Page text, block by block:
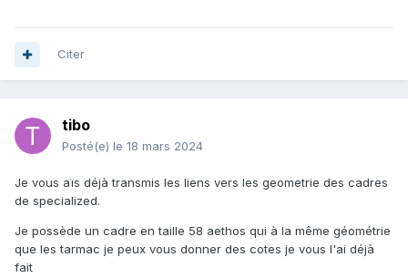
Citer
tibo
Posté(e) le 18 mars 2024
Je vous aïs déjà transmis les liens vers les geometrie des cadres
de specialized.
Je possède un cadre en taille 58 aethos qui à la même géométrie
que les tarmac je peux vous donner des cotes je vous l'ai déjà
fait